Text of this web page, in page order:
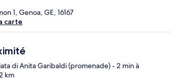
1, Genoa, GE, 16167
carte
di Anita Garibaldi (promenade)- 2 min à
km